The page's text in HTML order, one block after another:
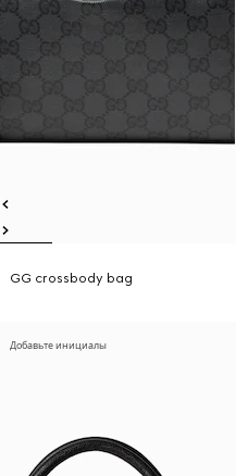
GG crossbody bag
Добавьте инициалы